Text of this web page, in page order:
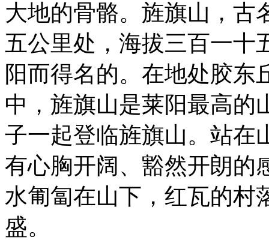
大地的骨骼。旌旗山，古
五公里处，海拔三百一十
阳而得名的。在地处胶东
中，旌旗山是莱阳最高的
子一起登临旌旗山。站在
有心胸开阔、豁然开朗的
水匍匐在山下，红瓦的村
盛。